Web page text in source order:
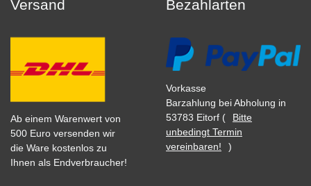
Versand
Ab einem Warenwert von
500 Euro versenden wir
die Ware kostenlos zu
Ihnen als Endverbraucher!
Bezahlarten
Vorkasse
Barzahlung bei Abholung in
53783 Eitorf (
Bitte
unbedingt Termin
vereinbaren!
)